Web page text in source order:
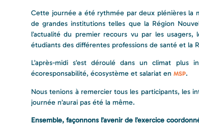
Cette journée a été rythmée par deux plénières la
de grandes institutions telles que la Région
l’actualité du premier recours vu par les
étudiants des différentes professions de santé et la
L’après-midi s’est déroulé dans un climat
écoresponsabilité, écosystème et salariat en MSP.
Nous tenions à remercier tous les participants, les
journée n’aurai pas été la même.
Ensemble, façonnons l’avenir de l’exercice